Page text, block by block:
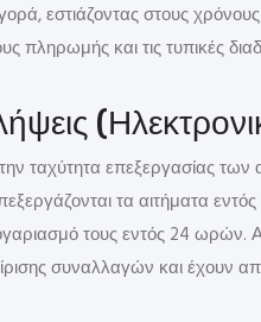
εστιάζοντας στους
και τις τυπικές
ταχύτητα επεξεργασίας
τα αιτήματα
τους εντός 24 ωρών.
συναλλαγών και έχουν